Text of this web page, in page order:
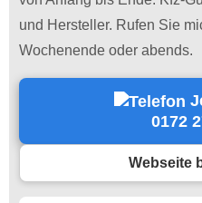
und Hersteller. Rufen Sie
Wochenende oder abends.
0172
Webseite